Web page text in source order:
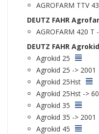
AGROFARM TTV
DEUTZ FAHR
AGROFARM 420 T
DEUTZ FAHR Agrokid
Agrokid 25
Agrokid 25 -> 2001
Agrokid 25Hst
Agrokid 25Hst ->
Agrokid 35
Agrokid 35 -> 2001
Agrokid 45